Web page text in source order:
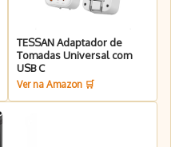
TESSAN Adaptador de
Tomadas Universal com
USB C
Ver na Amazon 🛒